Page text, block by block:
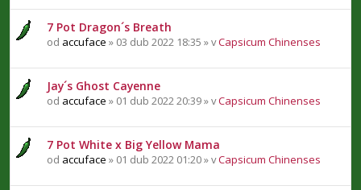
7 Pot Dragon´s Breath
od accuface » 03 dub 2022 18:35 » vCapsicum Chinenses
Jay´s Ghost Cayenne
od accuface » 01 dub 2022 20:39 » vCapsicum Chinenses
7 Pot White x Big Yellow Mama
od accuface » 01 dub 2022 01:20 » vCapsicum Chinenses